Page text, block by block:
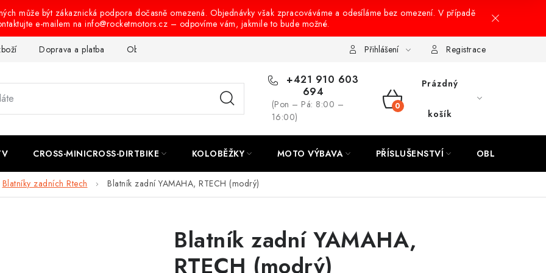
může být zákaznická podpora dočasně omezená. Objednávky však zpracováváme a odesíláme bez omezení. V případě
e-mailem na info@rocketmotors.cz – odpovíme vám, jakmile to bude možné.
Doprava a platba Obchodní podmínky Podmínky ochrany osobních údajů Návody na montáž
Přihlášení Registrace
+421 910 603
694
(Pon – Pá: 8:00 –
16:00)
NÁKUPNÍ
Prázdný
košík
CROSS-MINICROSS-DIRTBIKE KOLOBĚŽKY MOTO VÝBAVA PŘÍSLUŠENSTVÍ OBLEČENÍ
Blatníky zadních Rtech Blatník zadní YAMAHA, RTECH (modrý)
Blatník zadní YAMAHA,
RTECH (modrý)